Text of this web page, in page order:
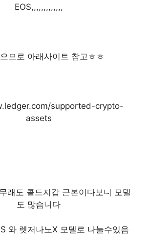
EOS,,,,,,,,,,,,,
므로 아래사이트 참고ㅎㅎ
supported-crypto-
assets
래도 콜드지갑 근본이다보니 모델
도 많습니다
와 렛저나노X 모델로 나눌수있음